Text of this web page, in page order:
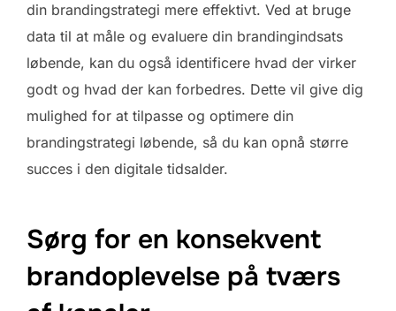
din brandingstrategi mere effektivt. Ved at bruge
data til at måle og evaluere din brandingindsats
løbende, kan du også identificere hvad der virker
godt og hvad der kan forbedres. Dette vil give dig
mulighed for at tilpasse og optimere din
brandingstrategi løbende, så du kan opnå større
succes i den digitale tidsalder.
Sørg for en konsekvent
brandoplevelse på tværs